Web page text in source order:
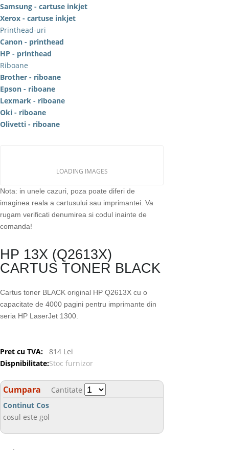
Samsung - cartuse inkjet
Xerox - cartuse inkjet
Printhead-uri
Canon - printhead
HP - printhead
Riboane
Brother - riboane
Epson - riboane
Lexmark - riboane
Oki - riboane
Olivetti - riboane
LOADING IMAGES
Nota: in unele cazuri, poza poate diferi de
imaginea reala a cartusului sau imprimantei. Va
rugam verificati denumirea si codul inainte de
comanda!
HP 13X (Q2613X)
CARTUS TONER BLACK
Cartus toner BLACK original HP Q2613X cu o
capacitate de 4000 pagini pentru imprimante din
seria HP LaserJet 1300.
Pret cu TVA:
814 Lei
Dispnibilitate:Stoc furnizor
Cumpara
Cantitate
Continut Cos
cosul este gol